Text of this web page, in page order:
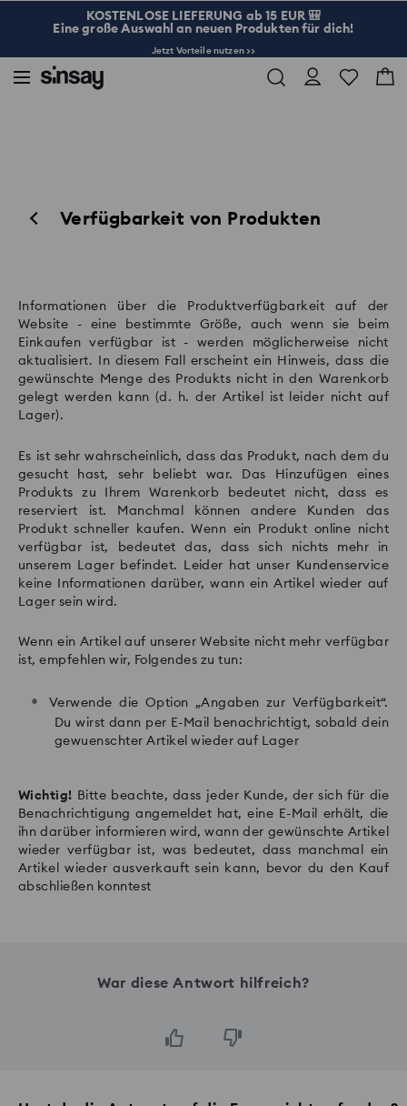
KOSTENLOSE LIEFERUNG ab 15 EUR 🎒
Eine große Auswahl an neuen Produkten für dich!
Jetzt Vorteile nutzen >>
Verfügbarkeit von Produkten
Informationen über die Produktverfügbarkeit auf der
Website - eine bestimmte Größe, auch wenn sie beim
Einkaufen verfügbar ist - werden möglicherweise nicht
aktualisiert. In diesem Fall erscheint ein Hinweis, dass die
gewünschte Menge des Produkts nicht in den Warenkorb
gelegt werden kann (d. h. der Artikel ist leider nicht auf
Lager).
Es ist sehr wahrscheinlich, dass das Produkt, nach dem du
gesucht hast, sehr beliebt war. Das Hinzufügen eines
Produkts zu Ihrem Warenkorb bedeutet nicht, dass es
reserviert ist. Manchmal können andere Kunden das
Produkt schneller kaufen. Wenn ein Produkt online nicht
verfügbar ist, bedeutet das, dass sich nichts mehr in
unserem Lager befindet. Leider hat unser Kundenservice
keine Informationen darüber, wann ein Artikel wieder auf
Lager sein wird.
Wenn ein Artikel auf unserer Website nicht mehr verfügbar
ist, empfehlen wir, Folgendes zu tun:
Verwende die Option „Angaben zur Verfügbarkeit“.
Du wirst dann per E-Mail benachrichtigt, sobald dein
gewuenschter Artikel wieder auf Lager
Wichtig! Bitte beachte, dass jeder Kunde, der sich für die
Benachrichtigung angemeldet hat, eine E-Mail erhält, die
ihn darüber informieren wird, wann der gewünschte Artikel
wieder verfügbar ist, was bedeutet, dass manchmal ein
Artikel wieder ausverkauft sein kann, bevor du den Kauf
abschließen konntest
War diese Antwort hilfreich?